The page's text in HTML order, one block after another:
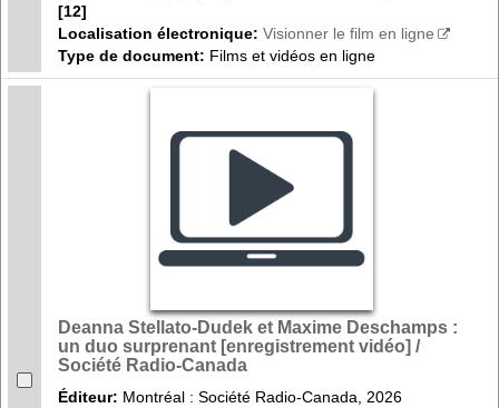
[12]
Localisation électronique: Visionner le film en ligne
Type de document: Films et vidéos en ligne
Deanna Stellato-Dudek et Maxime Deschamps :
un duo surprenant [enregistrement vidéo] /
Société Radio-Canada
Éditeur: Montréal : Société Radio-Canada, 2026